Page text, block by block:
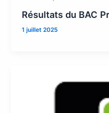
Résultats du BAC
1 juillet 2025